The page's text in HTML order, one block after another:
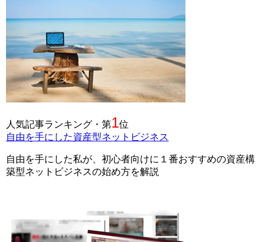
人気記事ランキング・第1位
自由を手にした資産型ネットビジネス
自由を手にした私が、初心者向けに１番おすすめの資産構
築型ネットビジネスの始め方を解説